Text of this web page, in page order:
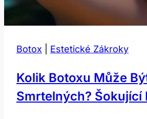
Botox Estetické Zákroky
Kolik Botoxu Může
Smrtelných? Šokující